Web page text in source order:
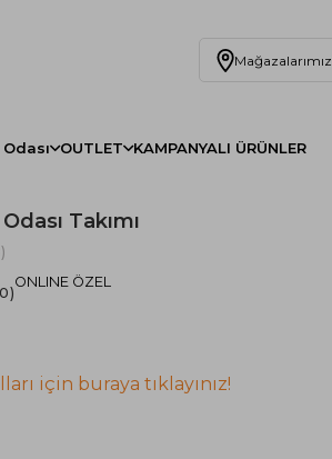
Mağazalarımız
OUTLET KAMPANYALI ÜRÜNLER
Takımı
için buraya tıklayınız!
ONLINE ÖZEL